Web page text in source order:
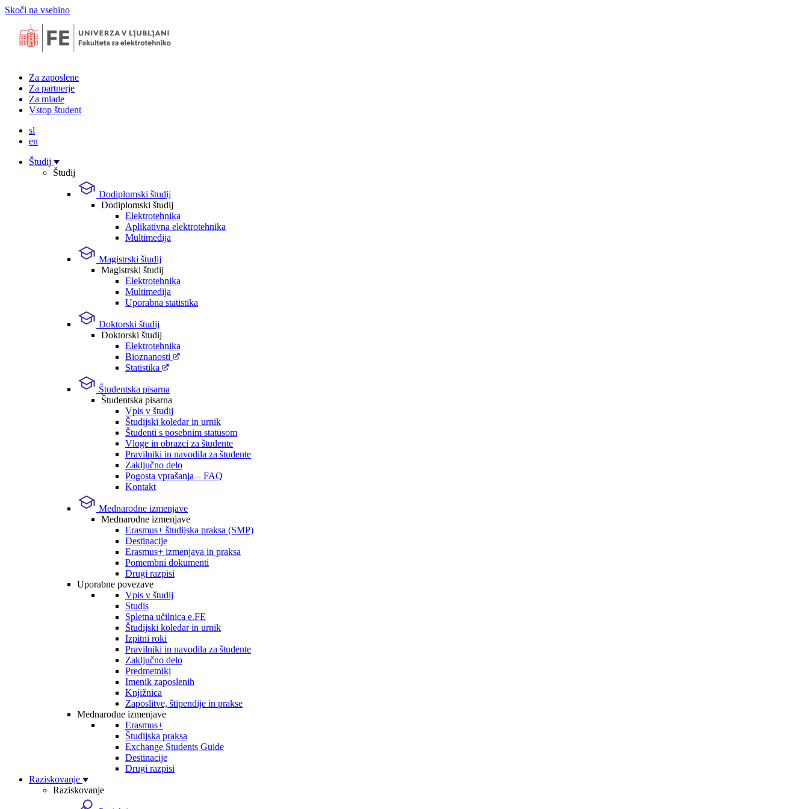
Skoči na vsebino
Za zaposlene
Za partnerje
Za mlade
Vstop študent
sl
en
Študij
Študij
Dodiplomski študij
Dodiplomski študij
Elektrotehnika
Aplikativna elektrotehnika
Multimedija
Magistrski študij
Magistrski študij
Elektrotehnika
Multimedija
Uporabna statistika
Doktorski študij
Doktorski študij
Elektrotehnika
Bioznanosti
Statistika
Študentska pisarna
Študentska pisarna
Vpis v študij
Študijski koledar in urnik
Študenti s posebnim statusom
Vloge in obrazci za študente
Pravilniki in navodila za študente
Zaključno delo
Pogosta vprašanja – FAQ
Kontakt
Mednarodne izmenjave
Mednarodne izmenjave
Erasmus+ študijska praksa (SMP)
Destinacije
Erasmus+ izmenjava in praksa
Pomembni dokumenti
Drugi razpisi
Uporabne povezave
Vpis v študij
Studis
Spletna učilnica e.FE
Študijski koledar in urnik
Izpitni roki
Pravilniki in navodila za študente
Zaključno delo
Predmetniki
Imenik zaposlenih
Knjižnica
Zaposlitve, štipendije in prakse
Mednarodne izmenjave
Erasmus+
Študijska praksa
Exchange Students Guide
Destinacije
Drugi razpisi
Raziskovanje
Raziskovanje